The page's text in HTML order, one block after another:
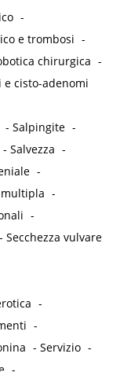
-
e trombosi -
chirurgica -
cisto-adenomi
-Salpingite -
-Salvezza -
-
-
-
-Secchezza vulvare
-
-
-Servizio -